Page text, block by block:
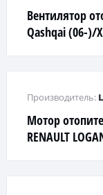
Вентилятор
Qashqai (06-)/
Мотор
RENAULT
Производитель: